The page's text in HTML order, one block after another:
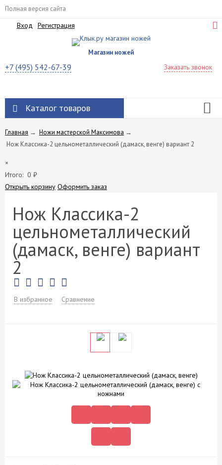
Полная версия сайта
Вход Регистрация
Магазин ножей
+7 (495) 542-67-39 Заказать звонок
Каталог товаров
Главная → Ножи мастерской Максимова →
Нож Классика-2 цельнометаллический (дамаск, венге) вариант 2
×
Итого: 0 ₽
Открыть корзину Оформить заказ
Нож Классика-2
цельнометаллический
(дамаск, венге) вариант
2
В избранное Сравнение